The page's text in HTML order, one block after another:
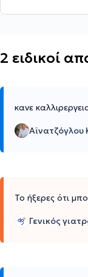
2 ειδικοί
κανε
Αϊνατζόγλου
Το ήξερες ότι
Γενικός